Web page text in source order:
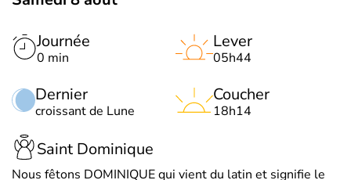
Journée
0 min
Dernier
croissant de Lune
Lever
05h44
Coucher
18h14
Saint Dominique
Nous fêtons DOMINIQUE qui vient du latin et signifie le